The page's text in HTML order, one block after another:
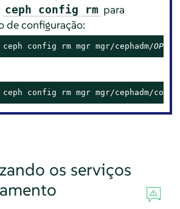
ceph config rm para
de configuração:
ceph config rm mgr mgr/cephadm/
ceph config rm mgr mgr/cephadm/
os serviços